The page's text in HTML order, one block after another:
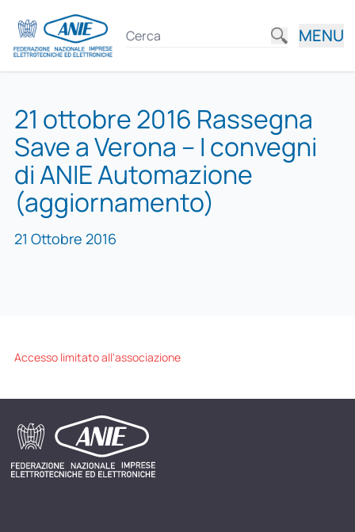
MENU
21 ottobre 2016 Rassegna
Save a Verona – I convegni
di ANIE Automazione
(aggiornamento)
21 Ottobre 2016
Accesso limitato all'associazione